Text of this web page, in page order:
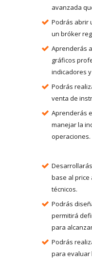
avanzada
Podrás abrir
un bróker
Aprenderás
gráficos
indicadores
Podrás
venta de
Aprenderás
manejar la
operaciones.
base al price
técnicos.
Podrás
permitirá
para
Podrás
para evaluar